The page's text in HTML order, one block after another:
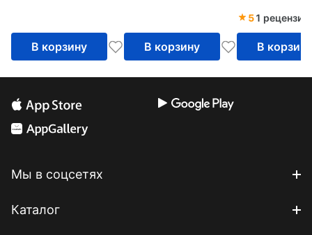
ремонту
В корзину В корзину
ремонту
51 рецензия
В корзину
Мы в соцсетях
Каталог